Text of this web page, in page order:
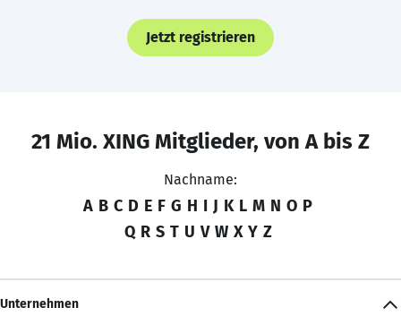
Jetzt registrieren
21 Mio. XING Mitglieder, von A bis Z
Nachname:
A B C D E F G H I J K L M N O P
Q R S T U V W X Y Z
Unternehmen